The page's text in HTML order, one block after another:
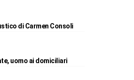
di Carmen Consoli
uomo ai domiciliari